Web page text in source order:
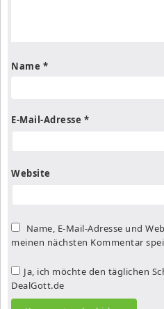
Name *
E-Mail-Adresse *
Website
Name, E-Mail-Adresse und
meinen nächsten Kommentar
Ja, ich möchte den täglichen
DealGott.de